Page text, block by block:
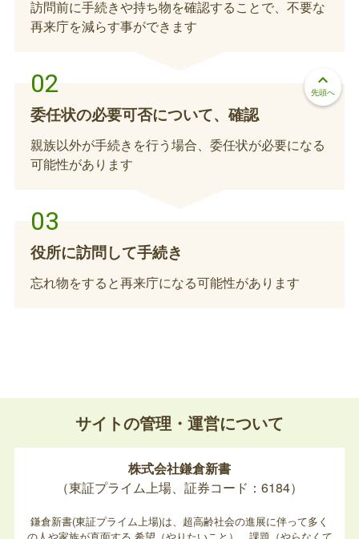
払手当の請求）の届出が必要となります。直接担当
課に提出する場合は、事前に担当課までお問い合わ
ひとり親家庭等医療費助成の資格喪失届（死
亡関連手続き）
亡くなった方がひとり親家庭等の医療費助成の対象
児童だった場合、医療費受給券の返納および、資格
喪失届の提出が必要となります。
子ども医療費受給券の返納（死亡関連手続
き）
亡くなった方が子ども医療費受給券を持っていた場
合、返納が必要です。
亡くなった方が小児慢性特定疾病医療受給者証を持
っていた場合、返納が必要です。
厚生年金の資格喪失届出
年金機構または勤務先へ資格喪失の手続きが必要と
訪問前に手続きや持ち物を確認することで、不要な
再来庁を減らす事ができます
委任状の必要可否について、確認
親族以外が手続きを行う場合、委任状が必要になる
可能性があります
役所に訪問して手続き
忘れ物をすると再来庁になる可能性があります
サイトの管理・運営について
株式会社鎌倉新書
（東証プライム上場、証券コード：6184）
鎌倉新書(東証プライム上場)は、超高齢社会の進展に伴って多く
の人や家族が直面する 希望（やりたいこと）、課題（やらなくて
keyboard_arrow_up
先頭へ